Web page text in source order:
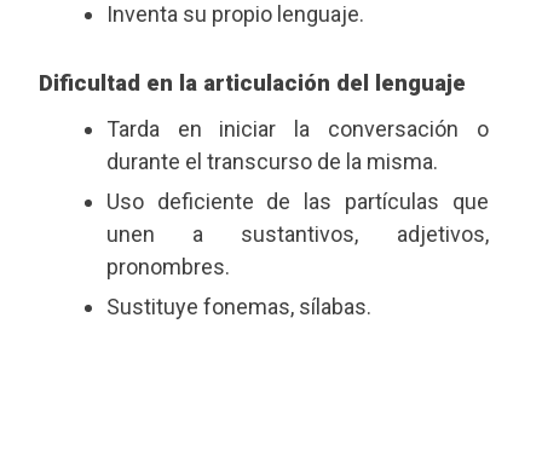
Inventa su propio lenguaje.
Dificultad en la articulación del lenguaje
Tarda en iniciar la conversación o
durante el transcurso de la misma.
Uso deficiente de las partículas que
unen a sustantivos, adjetivos,
pronombres.
Sustituye fonemas, sílabas.